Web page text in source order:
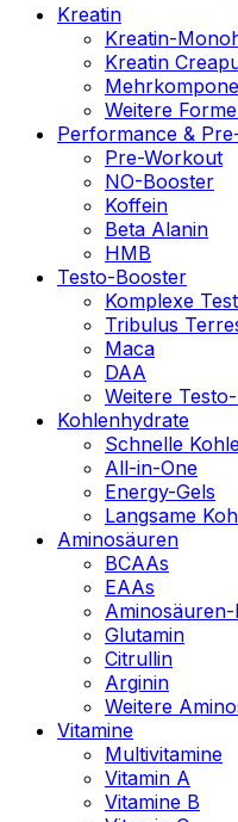
Kreatin
Kreatin-
Kreatin
Weitere
Performance &
Pre-Workout
NO-Booster
Koffein
Beta Alanin
HMB
Testo-Booster
Komplexe
Tribulus
Maca
DAA
Weitere
Kohlenhydrate
Schnelle
All-in-One
Energy-Gels
Langsame
Aminosäuren
BCAAs
EAAs
Glutamin
Citrullin
Arginin
Weitere
Vitamine
Multivitamine
Vitamin A
Vitamine B